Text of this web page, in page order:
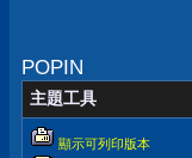
POPIN
主題工具
顯示可列印版本